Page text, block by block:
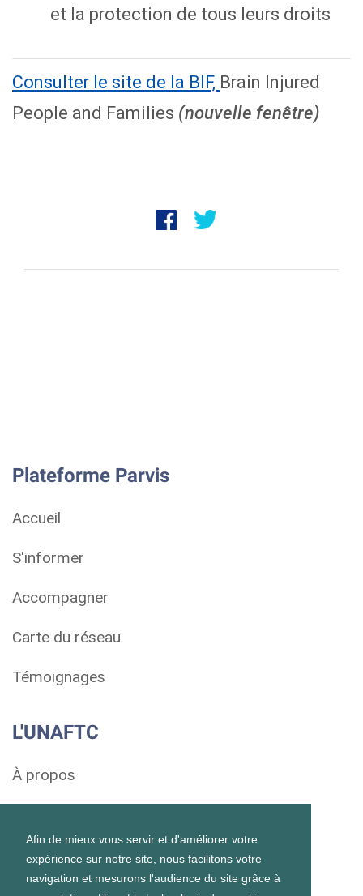
Afin de mieux vous servir et d'améliorer votre
expérience sur notre site, nous facilitons votre
navigation et mesurons l'audience du site grâce à
et la protection de tous leurs droits
Consulter le site de la BIF, Brain Injured
People and Families (nouvelle fenêtre)
Plateforme Parvis
Accueil
S'informer
Accompagner
Carte du réseau
Témoignages
L'UNAFTC
À propos
Mentions légales